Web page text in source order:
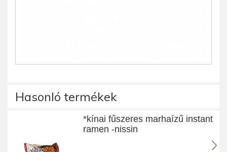
Hasonló termékek
*kínai fűszeres marhaízű instant
ramen -nissin